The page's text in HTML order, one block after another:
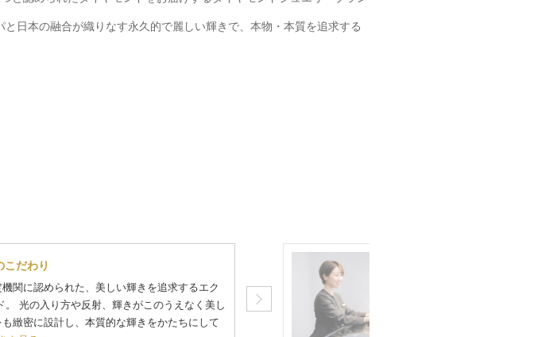
日本の融合が織りなす永久的で麗しい輝きで、本物・本質を追求する
こだわり
関に認められた、美しい輝きを追求するエク
。 光の入り方や反射、輝きがこのうえなく美し
緻密に設計し、本質的な輝きをかたちにして